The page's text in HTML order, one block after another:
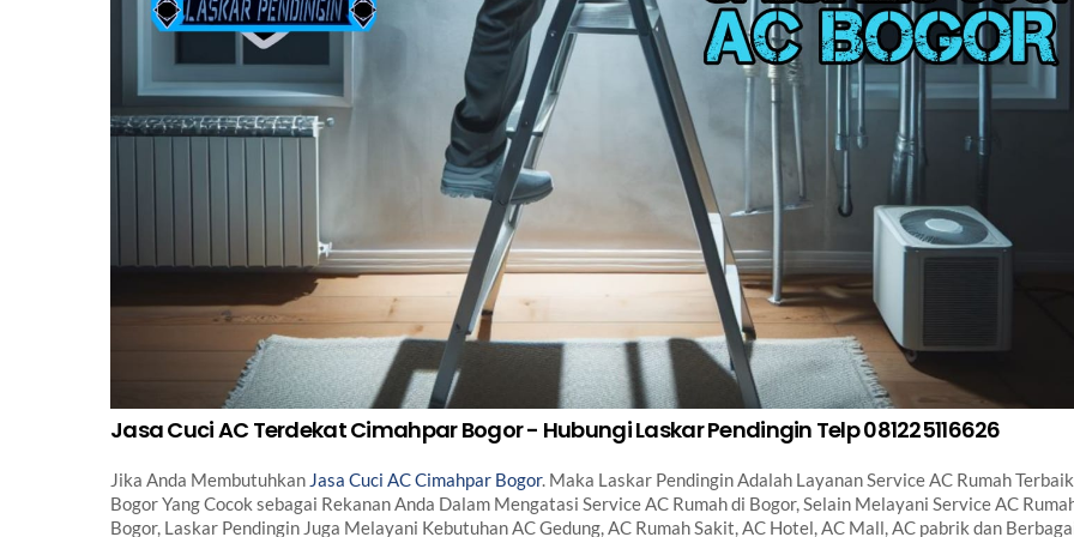
Jasa Cuci AC Terdekat Cimahpar Bogor - Hubungi Laskar Pendingin Telp 081225116626
Jika Anda Membutuhkan Jasa Cuci AC Cimahpar Bogor. Maka Laskar Pendingin Adalah Layanan Service AC Rumah
Bogor Yang Cocok sebagai Rekanan Anda Dalam Mengatasi Service AC Rumah di Bogor, Selain Melayani Service AC
Bogor, Laskar Pendingin Juga Melayani Kebutuhan AC Gedung, AC Rumah Sakit, AC Hotel, AC Mall, AC pabrik dan